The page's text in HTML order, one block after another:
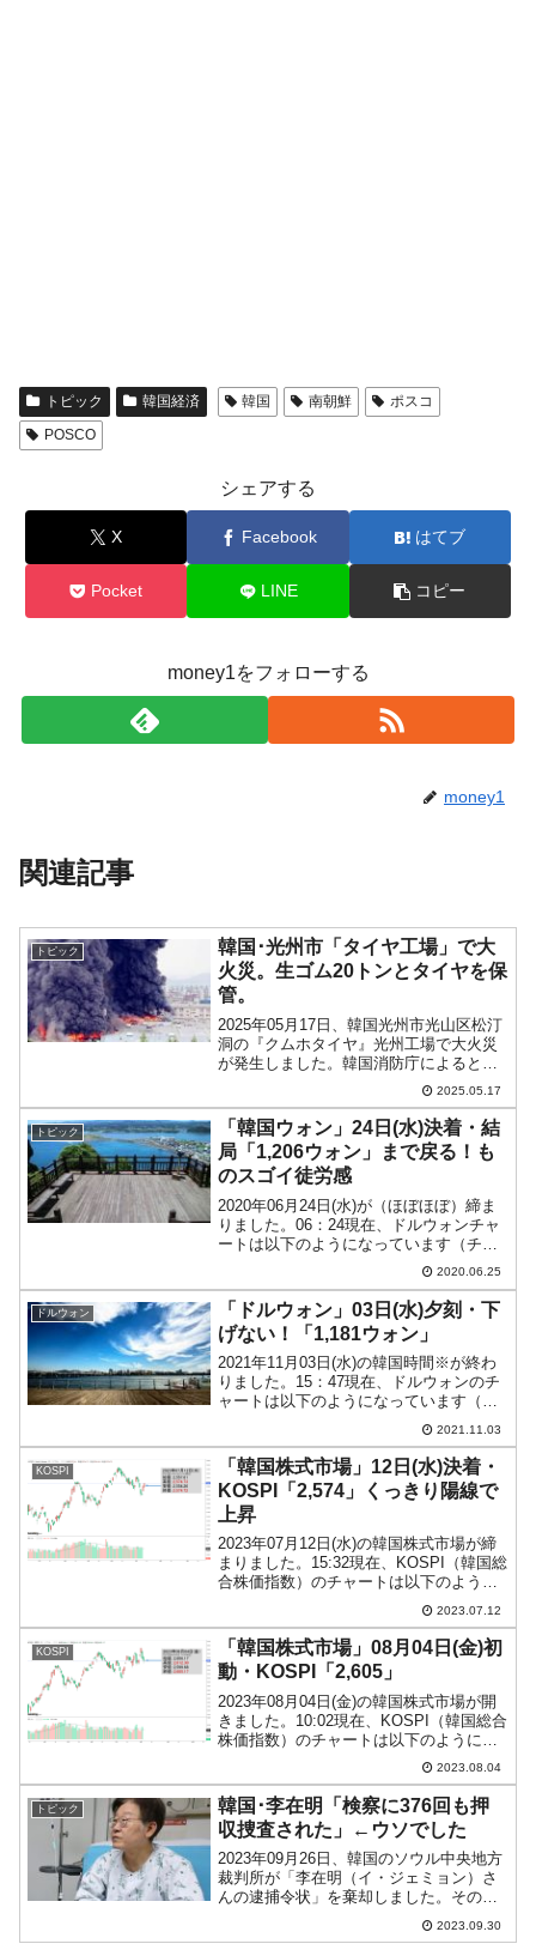
トピック 韓国経済 韓国 南朝鮮
ポスコ
POSCO
シェアする
X Facebook はてブ
Pocket LINE コピー
money1をフォローする
money1
関連記事
トピック
韓国･光州市「タイヤ工場」で大
火災。生ゴム20トンとタイヤを保
管。
2025年05月17日、韓国光州市光山区松汀
洞の『クムホタイヤ』光州工場で大火災
が発生しました。韓国消防庁によると、
午前7時11分頃に発生した火災は拡大した
ため、午前7時59分には「対応2段階」へ
引き上げ、午前10時をもって「国家消防
動員令...
2025.05.17
トピック
「韓国ウォン」24日(水)決着・結
局「1,206ウォン」まで戻る！も
のスゴイ徒労感
2020年06月24日(水)が（ほぼほぼ）締ま
りました。06：24現在、ドルウォンチャ
ートは以下のようになっています（チャ
ートは『Investing.com』より引用：以下
同）。下に長いヒゲを持つ陰線となりま
した。ウォン高進行ですが、「1ド...
2020.06.25
ドルウォン
「ドルウォン」03日(水)夕刻・下
げない！「1,181ウォン」
2021年11月03日(水)の韓国時間※が終わ
りました。15：47現在、ドルウォンのチ
ャートは以下のようになっています（チ
ャートは『Investing.com』より引用）。
いまだ陽線で現在のところ「1ドル＝
1,181ウォン」近辺の攻防です。...
2021.11.03
KOSPI
「韓国株式市場」12日(水)決着・
KOSPI「2,574」くっきり陽線で
上昇
2023年07月12日(水)の韓国株式市場が締
まりました。15:32現在、KOSPI（韓国総
合株価指数）のチャートは以下のように
『Investing.com』より引用）。くっりと
した上昇のいいローソク足となりまし
た。...
2023.07.12
KOSPI
「韓国株式市場」08月04日(金)初
動・KOSPI「2,605」
2023年08月04日(金)の韓国株式市場が開
きました。10:02現在、KOSPI（韓国総合
株価指数）のチャートは以下のようにな
『Investing.com』より引用）。投資家別
売買動向は以下です。⇒データ引用元：
『f...
2023.08.04
トピック
韓国･李在明「検察に376回も押
収捜査された」←ウソでした
2023年09月26日、韓国のソウル中央地方
裁判所が「李在明（イ・ジェミョン）さ
んの逮捕令状」を棄却しました。そのた
め、李在明（イ・ジェミョン）さんは秋
夕のお休みを拘置所で過ごさなくてもよ
2023.09.30